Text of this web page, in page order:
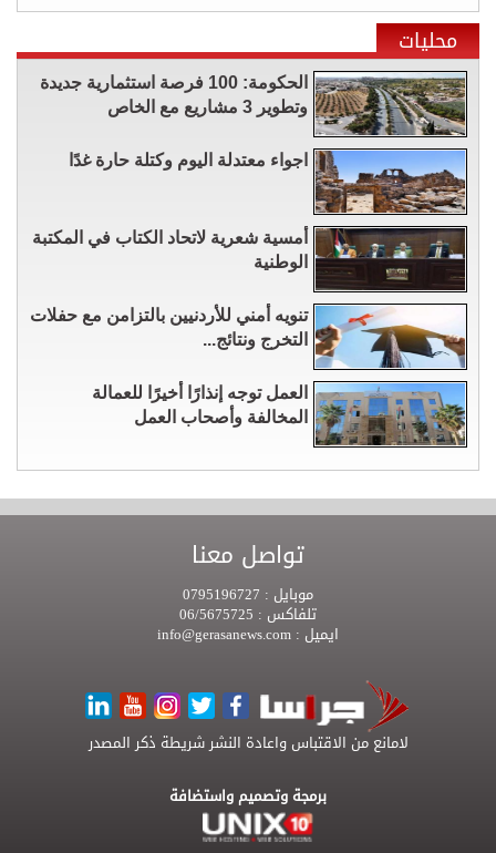
محليات
الحكومة: 100 فرصة استثمارية جديدة
وتطوير 3 مشاريع مع الخاص
اجواء معتدلة اليوم وكتلة حارة غدًا
أمسية شعرية لاتحاد الكتاب في المكتبة
الوطنية
تنويه أمني للأردنيين بالتزامن مع حفلات
التخرج ونتائج...
العمل توجه إنذارًا أخيرًا للعمالة
المخالفة وأصحاب العمل
تواصل معنا
موبايل :
تلفاكس :
ايميل :
لامانع من الاقتباس واعادة النشر شريطة ذكر المصدر
برمجة وتصميم واستضافة